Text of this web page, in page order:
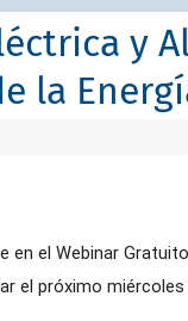
y
la
en el Webinar
el próximo